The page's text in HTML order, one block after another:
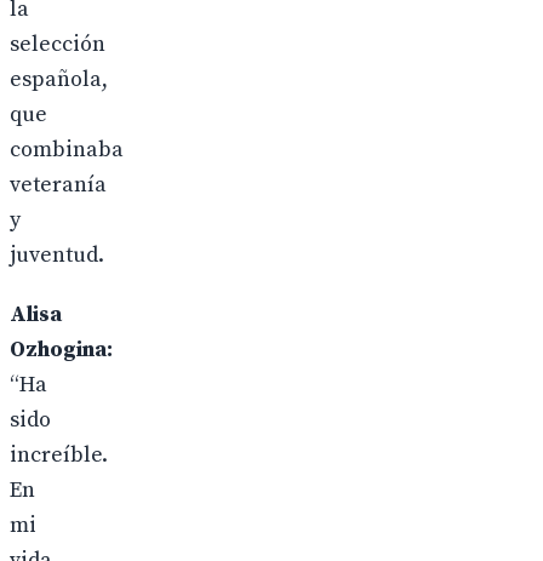
la
selección
española,
que
combinaba
veteranía
y
juventud.
Alisa
Ozhogina:
“Ha
sido
increíble.
En
mi